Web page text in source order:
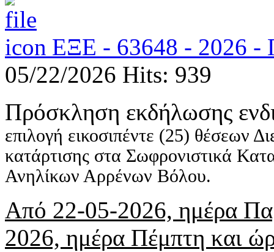
ΕΞΕ - 63648 - 2026
05/22/2026 Hits: 939
Πρόσκληση εκδήλωσης
επιλογή εικοσιπέντε (25) θέσεων
κατάρτισης στα Σωφρονιστικά
Ανηλίκων Αρρένων Βόλου.
Από 22-05-2026, ημέρα
2026, ημέρα Πέμπτη και